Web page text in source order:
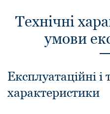
Технічні
умови
Експлуатаційні і
характеристики